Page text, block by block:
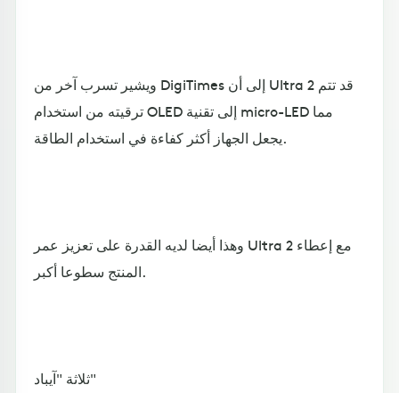
ويشير تسرب آخر من DigiTimes إلى أن Ultra 2 قد تتم
ترقيته من استخدام OLED إلى تقنية micro-LED مما
يجعل الجهاز أكثر كفاءة في استخدام الطاقة.
وهذا أيضا لديه القدرة على تعزيز عمر Ultra 2 مع إعطاء
المنتج سطوعا أكبر.
ثلاثة "آيباد"